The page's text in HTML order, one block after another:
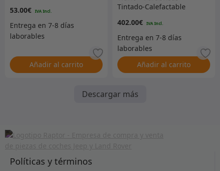
53.00€
Añadir al carrito
Tintado-Calefactable
402.00€
Añadir al carrito
Descargar más
Políticas y términos